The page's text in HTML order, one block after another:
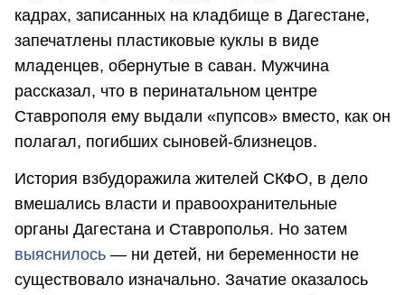
кадрах, записанных на кладбище в Дагестане,
запечатлены пластиковые куклы в виде
младенцев, обернутые в саван. Мужчина
рассказал, что в перинатальном центре
Ставрополя ему выдали «пупсов» вместо, как он
полагал, погибших сыновей-близнецов.
История взбудоражила жителей СКФО, в дело
вмешались власти и правоохранительные
органы Дагестана и Ставрополья. Но затем
выяснилось — ни детей, ни беременности не
существовало изначально. Зачатие оказалось